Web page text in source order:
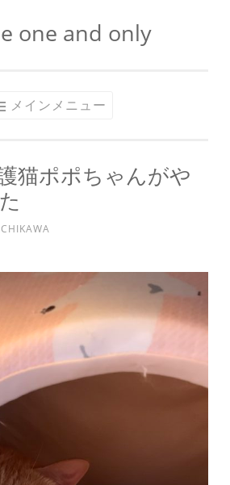
one and only
メインメニュー
猫ポポちゃんがや